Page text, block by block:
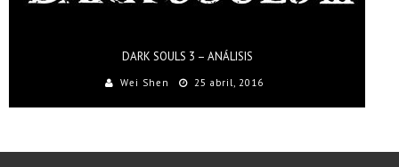
DARK SOULS 3 – ANÁLISIS
Wei Shen 25 abril, 2016